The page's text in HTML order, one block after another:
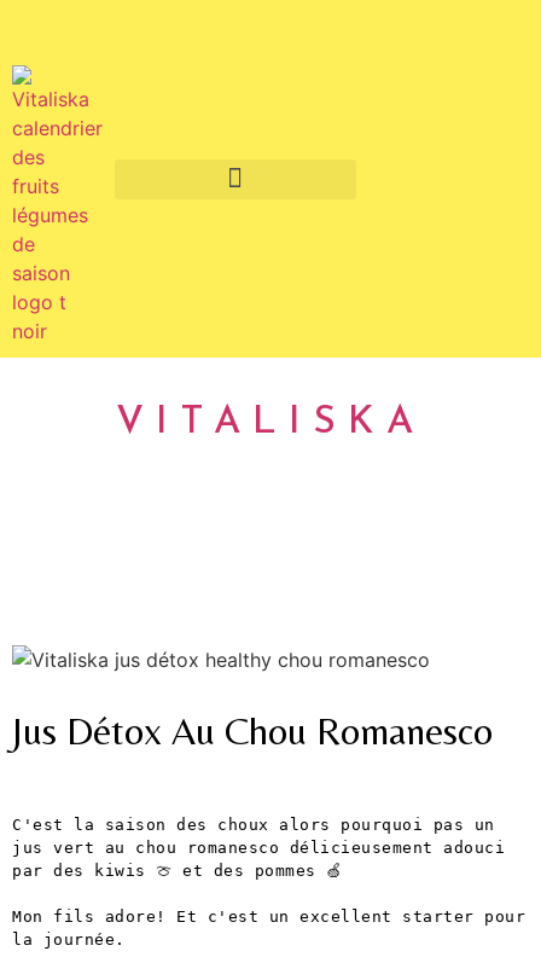
VITALISKA
Jus Détox Au Chou Romanesco
C'est la saison des choux alors pourquoi pas un
jus vert au chou romanesco délicieusement adouci
par des kiwis 🍈 et des pommes 🍏
Mon fils adore! Et c'est un excellent starter pour
la journée.